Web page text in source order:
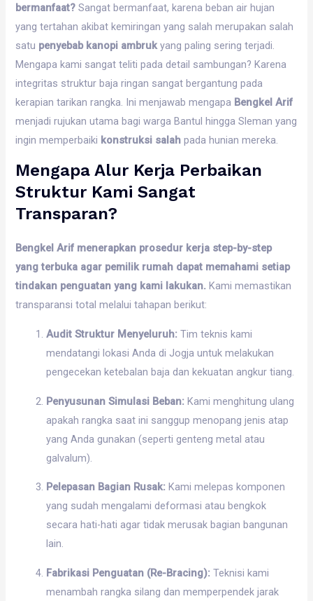
bermanfaat? Sangat bermanfaat, karena beban air hujan
yang tertahan akibat kemiringan yang salah merupakan salah
satu penyebab kanopi ambrukyang paling sering terjadi.
Mengapa kami sangat teliti pada detail sambungan? Karena
integritas struktur baja ringan sangat bergantung pada
kerapian tarikan rangka. Ini menjawab mengapa Bengkel Arif
menjadi rujukan utama bagi warga Bantul hingga Sleman yang
ingin memperbaiki konstruksi salah pada hunian mereka.
Mengapa Alur Kerja Perbaikan
Struktur Kami Sangat
Transparan?
Bengkel Arif menerapkan prosedur kerja step-by-step
yang terbuka agar pemilik rumah dapat memahami setiap
tindakan penguatan yang kami lakukan. Kami memastikan
transparansi total melalui tahapan berikut:
Audit Struktur Menyeluruh: Tim teknis kami
mendatangi lokasi Anda di Jogja untuk melakukan
pengecekan ketebalan baja dan kekuatan angkur tiang.
Penyusunan Simulasi Beban: Kami menghitung ulang
apakah rangka saat ini sanggup menopang jenis atap
yang Anda gunakan (seperti genteng metal atau
galvalum).
Pelepasan Bagian Rusak: Kami melepas komponen
yang sudah mengalami deformasi atau bengkok
secara hati-hati agar tidak merusak bagian bangunan
lain.
Fabrikasi Penguatan (Re-Bracing): Teknisi kami
menambah rangka silang dan memperpendek jarak